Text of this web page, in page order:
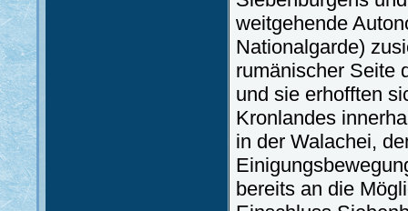
weitgehende
Nationalgarde)
rumänischer Seite
und sie erhofften
Kronlandes
in der Walachei,
bereits an die